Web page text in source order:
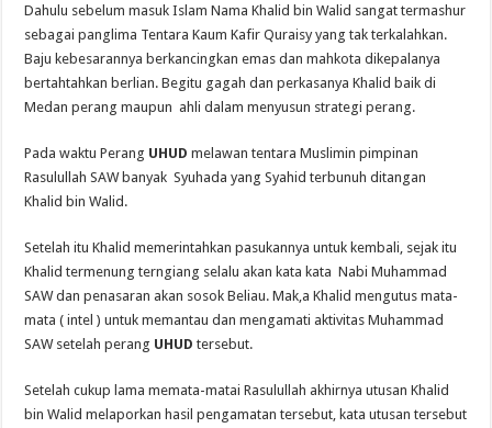
Dahulu sebelum masuk Islam Nama Khalid bin Walid sangat termashur
sebagai panglima Tentara Kaum Kafir Quraisy yang tak terkalahkan.
Baju kebesarannya berkancingkan emas dan mahkota dikepalanya
bertahtahkan berlian. Begitu gagah dan perkasanya Khalid baik di
Medan perang maupun ahli dalam menyusun strategi perang.
Pada waktu Perang UHUD melawan tentara Muslimin pimpinan
Rasulullah SAW banyak Syuhada yang Syahid terbunuh ditangan
Khalid bin Walid.
Setelah itu Khalid memerintahkan pasukannya untuk kembali, sejak itu
Khalid termenung terngiang selalu akan kata kata Nabi Muhammad
SAW dan penasaran akan sosok Beliau. Mak,a Khalid mengutus mata-
mata ( intel ) untuk memantau dan mengamati aktivitas Muhammad
SAW setelah perang UHUD tersebut.
Setelah cukup lama memata-matai Rasulullah akhirnya utusan Khalid
bin Walid melaporkan hasil pengamatan tersebut, kata utusan tersebut